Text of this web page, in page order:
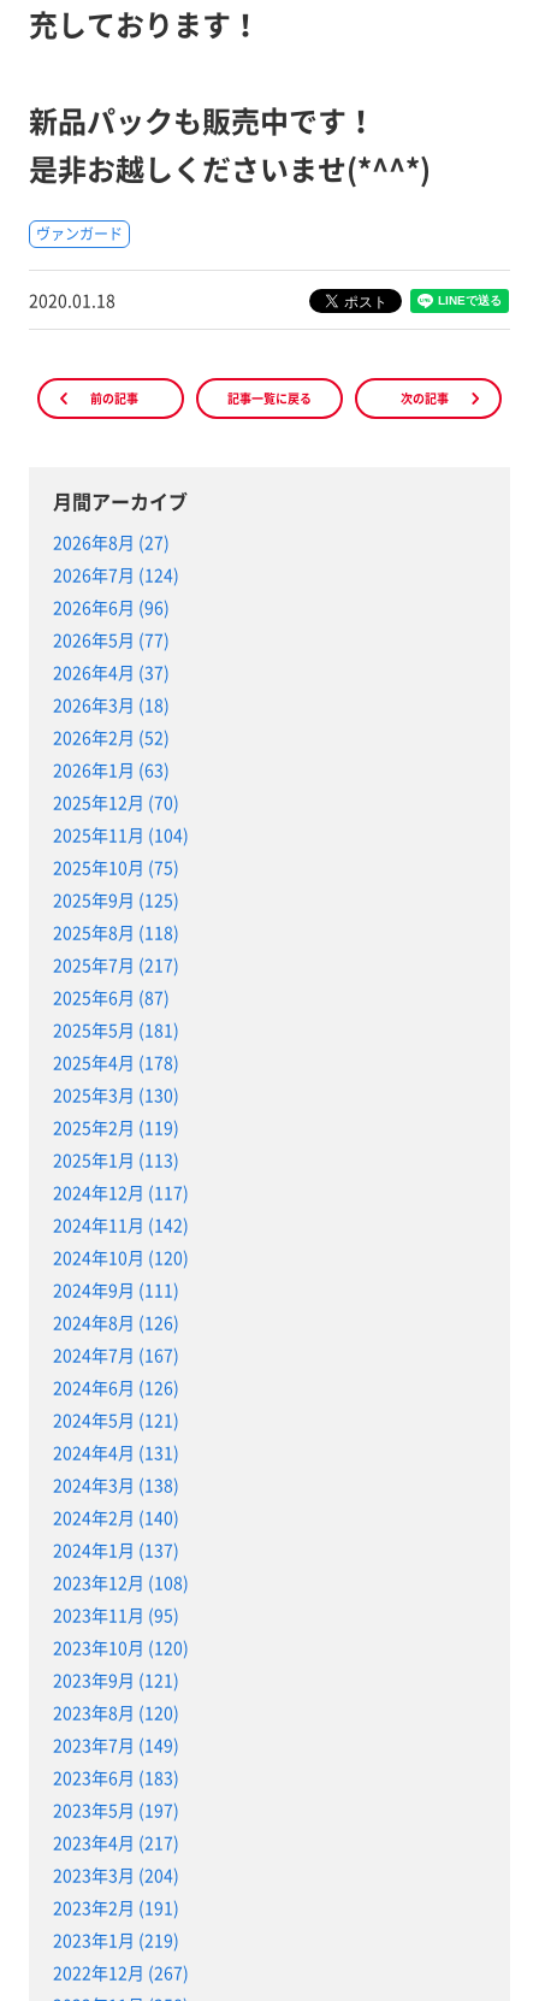
充しております！
新品パックも販売中です！
是非お越しくださいませ(*^^*)
ヴァンガード
2020.01.18
前の記事 記事一覧に戻る 次の記事
月間アーカイブ
2026年8月 (27)
2026年7月 (124)
2026年6月 (96)
2026年5月 (77)
2026年4月 (37)
2026年3月 (18)
2026年2月 (52)
2026年1月 (63)
2025年12月 (70)
2025年11月 (104)
2025年10月 (75)
2025年9月 (125)
2025年8月 (118)
2025年7月 (217)
2025年6月 (87)
2025年5月 (181)
2025年4月 (178)
2025年3月 (130)
2025年2月 (119)
2025年1月 (113)
2024年12月 (117)
2024年11月 (142)
2024年10月 (120)
2024年9月 (111)
2024年8月 (126)
2024年7月 (167)
2024年6月 (126)
2024年5月 (121)
2024年4月 (131)
2024年3月 (138)
2024年2月 (140)
2024年1月 (137)
2023年12月 (108)
2023年11月 (95)
2023年10月 (120)
2023年9月 (121)
2023年8月 (120)
2023年7月 (149)
2023年6月 (183)
2023年5月 (197)
2023年4月 (217)
2023年3月 (204)
2023年2月 (191)
2023年1月 (219)
2022年12月 (267)